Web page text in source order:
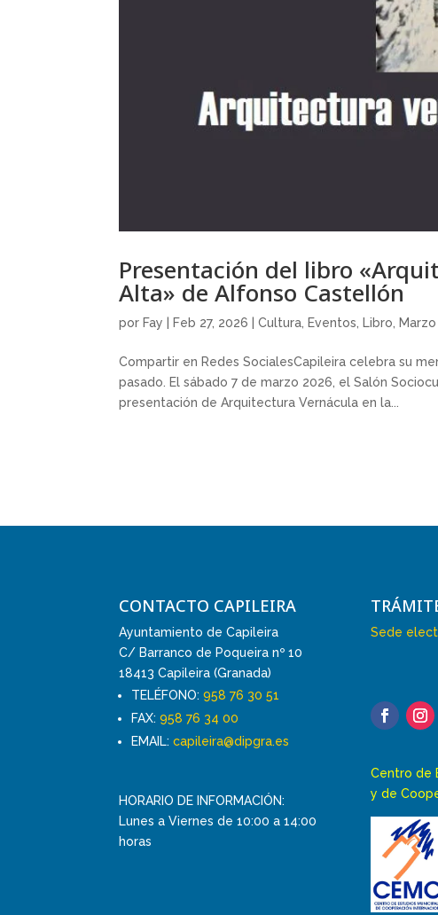
Presentación del libro
Alta» de Alfonso Castellón
por Fay Feb 27, 2026 |Cultura Eventos Libro Marzo
Compartir en Redes SocialesCapileira celebra su
pasado. El sábado 7 de marzo 2026, el Salón
presentación de Arquitectura Vernácula en la...
CONTACTO CAPILEIRA
Ayuntamiento de Capileira
C/ Barranco de Poqueira nº 10
18413 Capileira (Granada)
TELÉFONO:958 76 30 51
FAX:958 76 34 00
EMAIL:capileira@dipgra.es
HORARIO DE INFORMACIÓN:
Lunes a Viernes de 10:00 a 14:00
horas
Sede
Centro de
y de